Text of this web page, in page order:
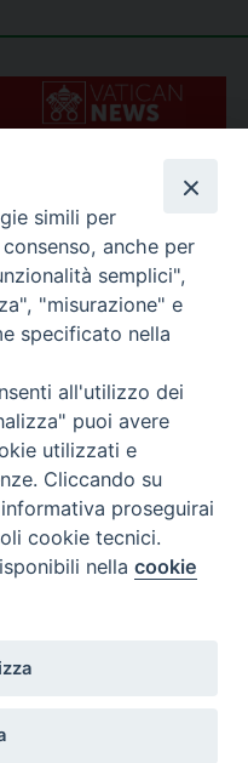
simili per
anche per
semplici",
"misurazione" e
specificato nella
all'utilizzo dei
puoi avere
utilizzati e
Cliccando su
proseguirai
cookie tecnici.
nellacookie